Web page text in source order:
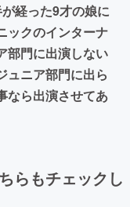
経った9才の娘に
ックのインターナ
部門に出演しない
ュニア部門に出ら
なら出演させてあ
らもチェックし